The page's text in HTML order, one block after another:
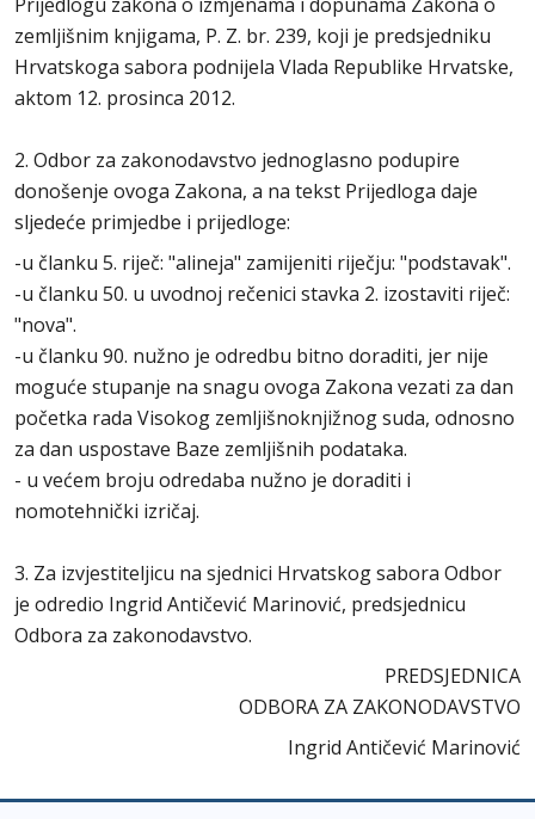
zemljišnim knjigama, P. Z. br. 239, koji je predsjedniku
Hrvatskoga sabora podnijela Vlada Republike Hrvatske,
aktom 12. prosinca 2012.
2. Odbor za zakonodavstvo jednoglasno podupire
donošenje ovoga Zakona, a na tekst Prijedloga daje
sljedeće primjedbe i prijedloge:
-u članku 5. riječ: "alineja" zamijeniti riječju: "podstavak".
-u članku 50. u uvodnoj rečenici stavka 2. izostaviti riječ:
"nova".
-u članku 90. nužno je odredbu bitno doraditi, jer nije
moguće stupanje na snagu ovoga Zakona vezati za dan
početka rada Visokog zemljišnoknjižnog suda, odnosno
za dan uspostave Baze zemljišnih podataka.
- u većem broju odredaba nužno je doraditi i
nomotehnički izričaj.
3. Za izvjestiteljicu na sjednici Hrvatskog sabora Odbor
je odredio Ingrid Antičević Marinović, predsjednicu
Odbora za zakonodavstvo.
PREDSJEDNICA
ODBORA ZA ZAKONODAVSTVO
Ingrid Antičević Marinović